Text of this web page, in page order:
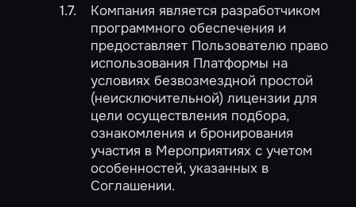
Компания является разработчиком
программного обеспечения и
предоставляет Пользователю право
использования Платформы на
условиях безвозмездной простой
(неисключительной) лицензии для
цели осуществления подбора,
ознакомления и бронирования
участия в Мероприятиях с учетом
особенностей, указанных в
Соглашении.